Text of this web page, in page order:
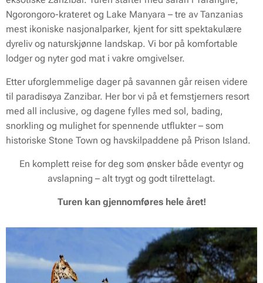
Ngorongoro-krateret og Lake Manyara – tre av Tanzanias
mest ikoniske nasjonalparker, kjent for sitt spektakulære
dyreliv og naturskjønne landskap. Vi bor på komfortable
lodger og nyter god mat i vakre omgivelser.
Etter uforglemmelige dager på savannen går reisen videre
til paradisøya Zanzibar. Her bor vi på et femstjerners resort
med all inclusive, og dagene fylles med sol, bading,
snorkling og mulighet for spennende utflukter – som
historiske Stone Town og havskilpaddene på Prison Island.
En komplett reise for deg som ønsker både eventyr og
avslapning – alt trygt og godt tilrettelagt.
Turen kan gjennomføres hele året!